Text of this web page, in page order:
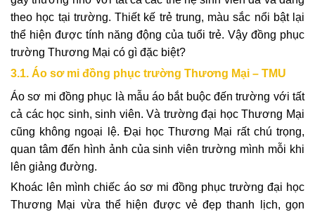
theo học tại trường. Thiết kế trẻ trung, màu sắc nổi bật lại
thể hiện được tính năng động của tuổi trẻ. Vậy đồng phục
trường Thương Mại có gì đặc biệt?
3.1. Áo sơ mi đồng phục trường Thương Mại – TMU
Áo sơ mi đồng phục là mẫu áo bắt buộc đến trường với tất
cả các học sinh, sinh viên. Và trường đại học Thương Mại
cũng không ngoại lệ. Đại học Thương Mại rất chú trọng,
quan tâm đến hình ảnh của sinh viên trường mình mỗi khi
lên giảng đường.
Khoác lên mình chiếc áo sơ mi đồng phục trường đại học
Thương Mại vừa thể hiện được vẻ đẹp thanh lịch, gọn